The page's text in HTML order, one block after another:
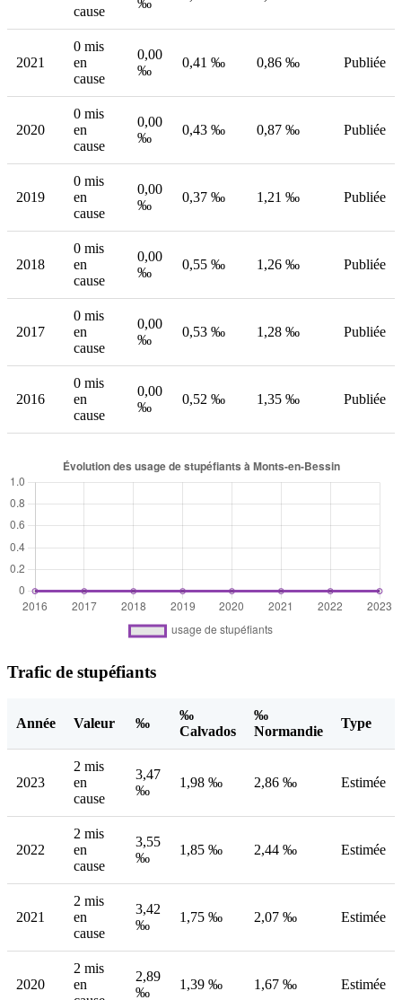
cause
2021
0 mis
en
cause
0,00
‰
0,41 ‰ 0,86 ‰ Publiée
2020
0 mis
en
cause
0,00
‰
0,43 ‰ 0,87 ‰ Publiée
2019
0 mis
en
cause
0,00
‰
0,37 ‰ 1,21 ‰ Publiée
2018
0 mis
en
cause
0,00
‰
0,55 ‰ 1,26 ‰ Publiée
2017
0 mis
en
cause
0,00
‰
0,53 ‰ 1,28 ‰ Publiée
2016
0 mis
en
cause
0,00
‰
0,52 ‰ 1,35 ‰ Publiée
Trafic de stupéfiants
Année Valeur ‰
‰
Calvados
‰
Normandie
Type
2023
2 mis
en
cause
3,47
‰
1,98 ‰ 2,86 ‰ Estimée
2022
2 mis
en
cause
3,55
‰
1,85 ‰ 2,44 ‰ Estimée
2021
2 mis
en
cause
3,42
‰
1,75 ‰ 2,07 ‰ Estimée
2020
2 mis
en
2,89
‰
1,39 ‰ 1,67 ‰ Estimée